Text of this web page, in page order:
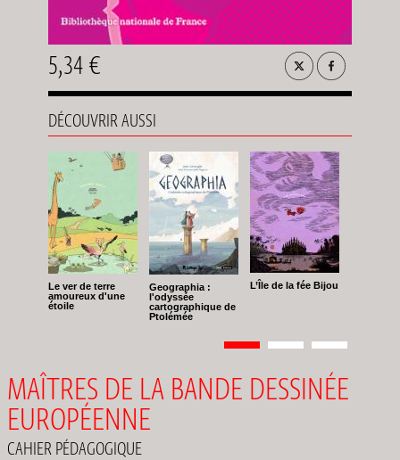
5,34 €
DÉCOUVRIR AUSSI
Le ver de terre
amoureux d'une
étoile
Geographia :
l'odyssée
cartographique de
Ptolémée
L’Île de la fée Bijou
Pagination
Page
1 Page
2 Page
3
MAÎTRES DE LA BANDE DESSINÉE
EUROPÉENNE
CAHIER PÉDAGOGIQUE